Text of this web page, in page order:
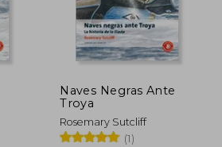
Naves Negras Ante
Troya
Rosemary Sutcliff
(1)